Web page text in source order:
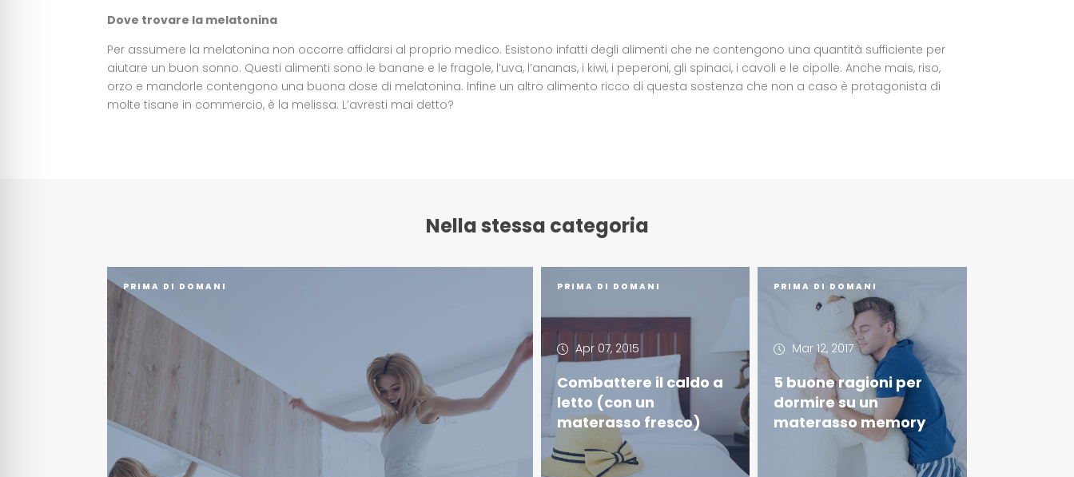
Dove trovare la melatonina
Per assumere la melatonina non occorre affidarsi al proprio medico. Esistono infatti degli alimenti che ne contengono una quantità sufficiente per
aiutare un buon sonno. Questi alimenti sono le banane e le fragole, l’uva, l’ananas, i kiwi, i peperoni, gli spinaci, i cavoli e le cipolle. Anche mais, riso,
orzo e mandorle contengono una buona dose di melatonina. Infine un altro alimento ricco di questa sostenza che non a caso è protagonista di
molte tisane in commercio, è la melissa. L’avresti mai detto?
Nella stessa categoria
PRIMA DI DOMANI PRIMA DI DOMANI
Apr 07, 2015
Combattere il caldo a
letto (con un
materasso fresco)
PRIMA DI DOMANI
Mar 12, 2017
5 buone ragioni per
dormire su un
materasso memory